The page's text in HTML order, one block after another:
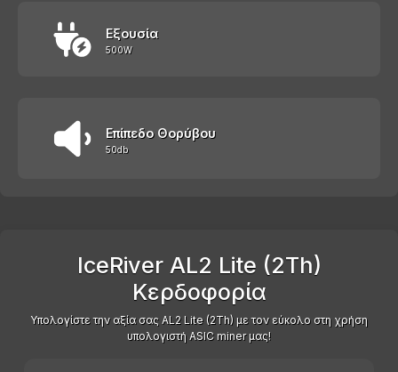
Εξουσία
500W
Επίπεδο Θορύβου
50db
IceRiver AL2 Lite (2Th)
Κερδοφορία
Υπολογίστε την αξία σας AL2 Lite (2Th) με τον εύκολο στη χρήση
υπολογιστή ASIC miner μας!